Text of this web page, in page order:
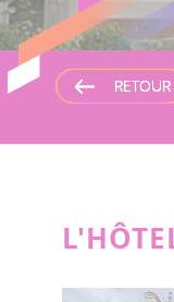
RETOUR
RETOUR
RETOUR
RETOUR